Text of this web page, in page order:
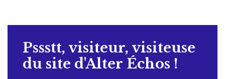
Pssstt, visiteur, visiteuse
du site d'Alter Échos !